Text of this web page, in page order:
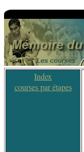
Index
courses par étapes